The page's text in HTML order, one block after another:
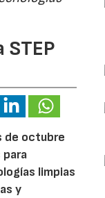
de octubre
limpias
y